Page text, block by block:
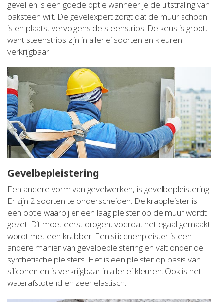
gevel en is een goede optie wanneer je de uitstraling van
baksteen wilt. De gevelexpert zorgt dat de muur schoon
is en plaatst vervolgens de steenstrips. De keus is groot,
want steenstrips zijn in allerlei soorten en kleuren
verkrijgbaar.
Gevelbepleistering
Een andere vorm van gevelwerken, is gevelbepleistering.
Er zijn 2 soorten te onderscheiden. De krabpleister is
een optie waarbij er een laag pleister op de muur wordt
gezet. Dit moet eerst drogen, voordat het egaal gemaakt
wordt met een krabber. Een siliconenpleister is een
andere manier van gevelbepleistering en valt onder de
synthetische pleisters. Het is een pleister op basis van
siliconen en is verkrijgbaar in allerlei kleuren. Ook is het
waterafstotend en zeer elastisch.